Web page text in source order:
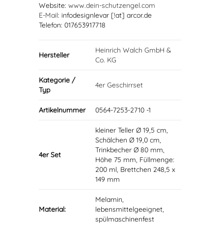
Website: www.dein-schutzengel.com
E-Mail: infodesignlevar [!at] arcor.de
Telefon: 017653917718
Hersteller
Heinrich Walch GmbH &
Co. KG
Kategorie /
Typ
4er Geschirrset
Artikelnummer 0564-7253-2710 -1
4er Set
kleiner Teller Ø 19,5 cm,
Schälchen Ø 19,0 cm,
Trinkbecher Ø 80 mm,
Höhe 75 mm, Füllmenge:
200 ml, Brettchen 248,5 x
149 mm
Material:
Melamin,
lebensmittelgeeignet,
spülmaschinenfest